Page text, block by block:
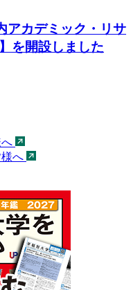
アカデミック・リサ
を開設しました
へ